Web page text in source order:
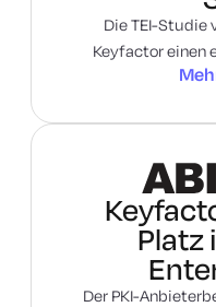
Mehr erfahren
Mehr erfahren
Sichere IoT
zum Ende
Die TEI-Studie
Keyfactor einen
Platz
Der PKI-